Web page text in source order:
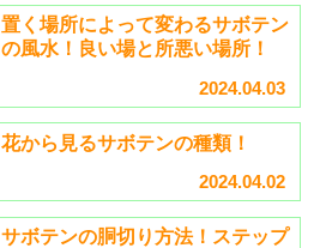
置く場所によって変わるサボテン
の風水！良い場と所悪い場所！
2024.04.03
花から見るサボテンの種類！
2024.04.02
サボテンの胴切り方法！ステップ